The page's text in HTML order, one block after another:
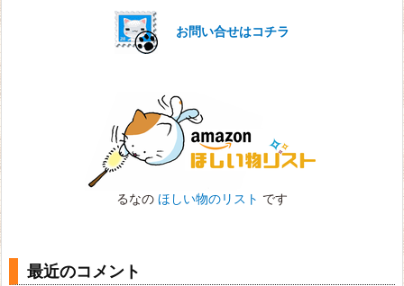
お問い合せはコチラ
るなの ほしい物のリスト です
最近のコメント